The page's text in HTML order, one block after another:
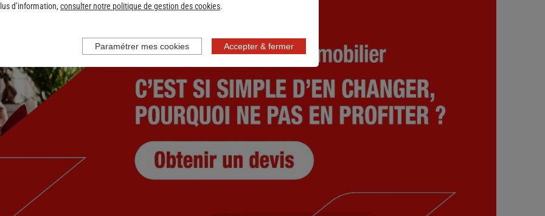
d’information, consulter notre politique de gestion des cookies.
Accepter & fermer
Paramétrer mes cookies